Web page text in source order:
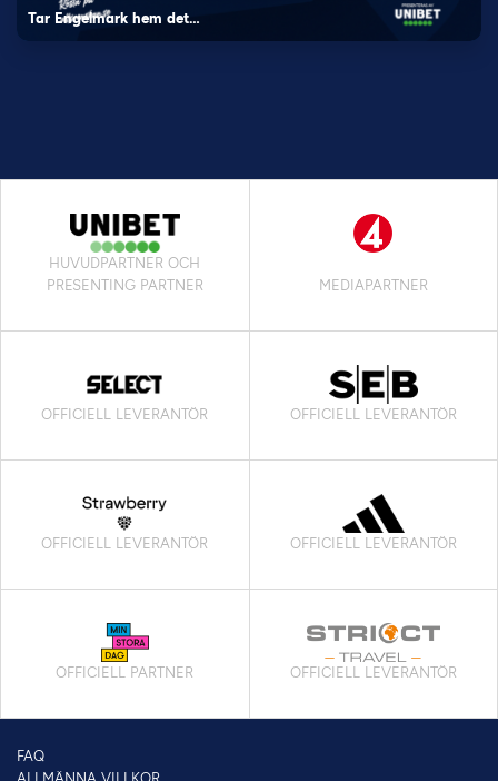
Tar Engelmark hem det…
HUVUDPARTNER OCH
PRESENTING PARTNER
MEDIAPARTNER
OFFICIELL LEVERANTÖR OFFICIELL LEVERANTÖR
OFFICIELL LEVERANTÖR OFFICIELL LEVERANTÖR
OFFICIELL PARTNER OFFICIELL LEVERANTÖR
FAQ